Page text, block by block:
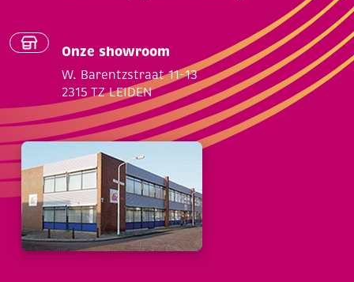
Onze showroom
W. Barentzstraat 11-13
2315 TZ LEIDEN